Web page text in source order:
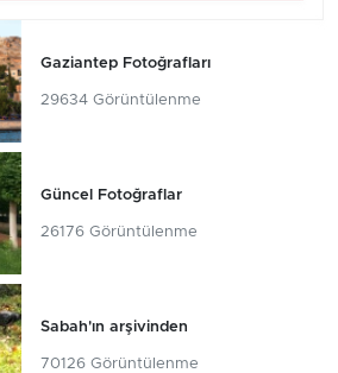
Gaziantep Fotoğrafları
29634 Görüntülenme
Güncel Fotoğraflar
26176 Görüntülenme
Sabah'ın arşivinden
70126 Görüntülenme